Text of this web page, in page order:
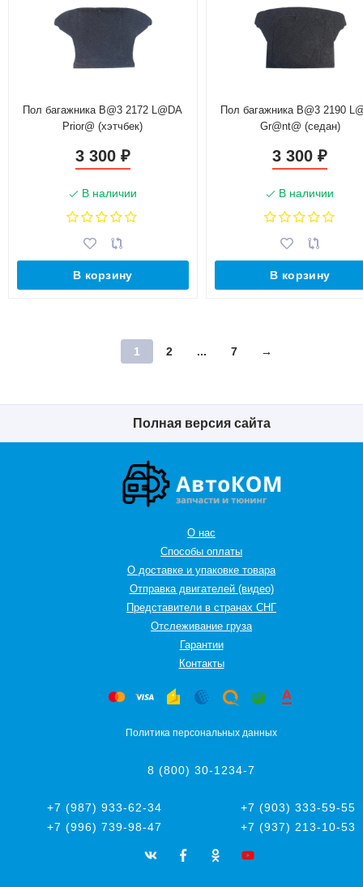
Пол багажника B@3 2172 L@DA
Prior@ (хэтчбек)
3 300 ₽
В наличии
В корзину
Пол багажника B@3 2190
Gr@nt@ (седан)
3 300₽
В наличии
В корзину
1 2 ... 7 →
Полная версия сайта
О нас
Способы оплаты
О доставке и упаковке товара
Отправка двигателей (видео)
Представители в странах СНГ
Oтслеживание груза
Гарантии
Контакты
Политика персональных данных
8 (800) 30-1234-7
+7 (987) 933-62-34
+7 (903) 333-59-55
+7 (996) 739-98-47
+7 (937) 213-10-53